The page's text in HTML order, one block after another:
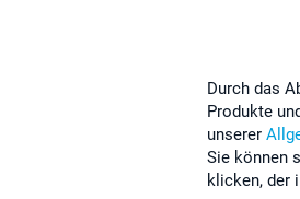
Durch das
Produkte
unserer
Sie können
klicken, der